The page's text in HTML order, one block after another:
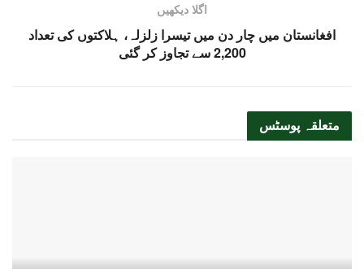
اگلا دیکھیں
افغانستان میں چار دن میں تیسرا زلزلہ، ہلاکتوں کی تعداد
2,200 سے تجاوز کر گئی
متعلقہ پوسٹس